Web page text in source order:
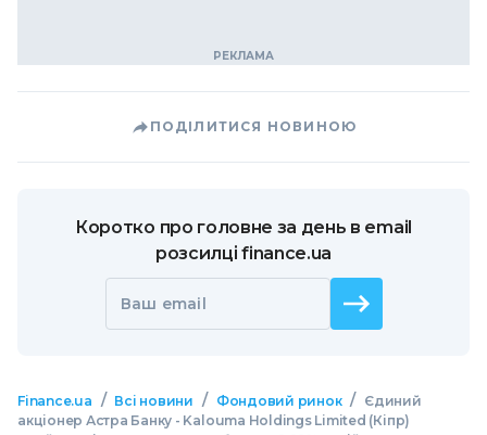
ПОДІЛИТИСЯ НОВИНОЮ
Коротко про головне за день в email
розсилці finance.ua
Ваш email
Finance.ua / Всі новини / Фондовий ринок / Єдиний
акціонер Астра Банку - Kalouma Holdings Limited (Кіпр)